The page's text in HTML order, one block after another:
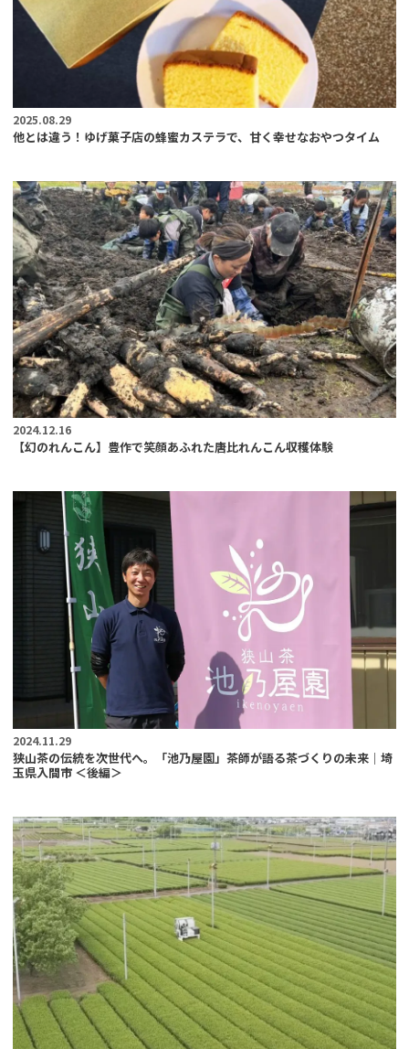
2025.08.29
他とは違う！ゆげ菓子店の蜂蜜カステラで、甘く幸せなおやつタイム
2024.12.16
【幻のれんこん】豊作で笑顔あふれた唐比れんこん収穫体験
2024.11.29
狭山茶の伝統を次世代へ。「池乃屋園」茶師が語る茶づくりの未来｜埼
玉県入間市 ＜後編＞